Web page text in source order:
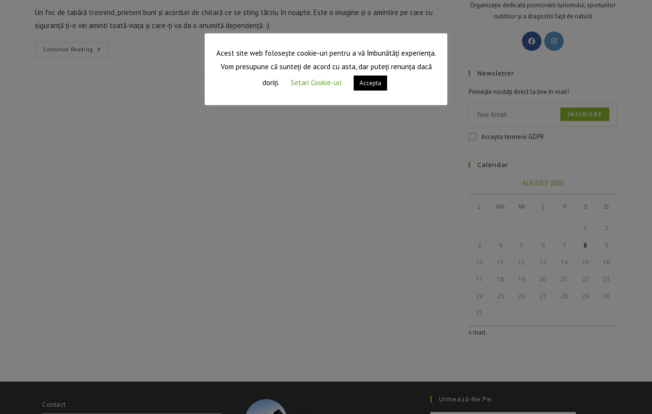
Un foc de tabără trosnind, prieteni buni și acorduri de chitară ce se sting târziu în noapte. Este o imagine și o amintire pe care cu
siguranță ți-o vei aminti toată viața și care-ți va da o anumită dependență. :)
Continue Reading Tabăra
Organizație dedicată promovării turismului, sporturilor
outdoor și a dragostei față de natură
Newsletter
Primește noutăți direct la tine în mail!
ÎNSCRIERE
Accepta termenii GDPR
Calendar
AUGUST 2026
L MA MI J V S D
1 2
3 4 5 6 7 8 9
10 11 12 13 14 15 16
17 18 19 20 21 22 23
24 25 26 27 28 29 30
31
« mart.
Contact
Urmează-Ne Pe:
Acest site web folosește cookie-uri pentru a vă îmbunătăți experiența.
Vom presupune că sunteți de acord cu asta, dar puteți renunța dacă
doriți.
Setari Cookie-uri Accepta